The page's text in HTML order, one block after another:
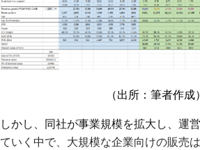
（出所：筆者作成）
しかし、同社が事業規模を拡大し、運
ていく中で、大規模な企業向けの販売